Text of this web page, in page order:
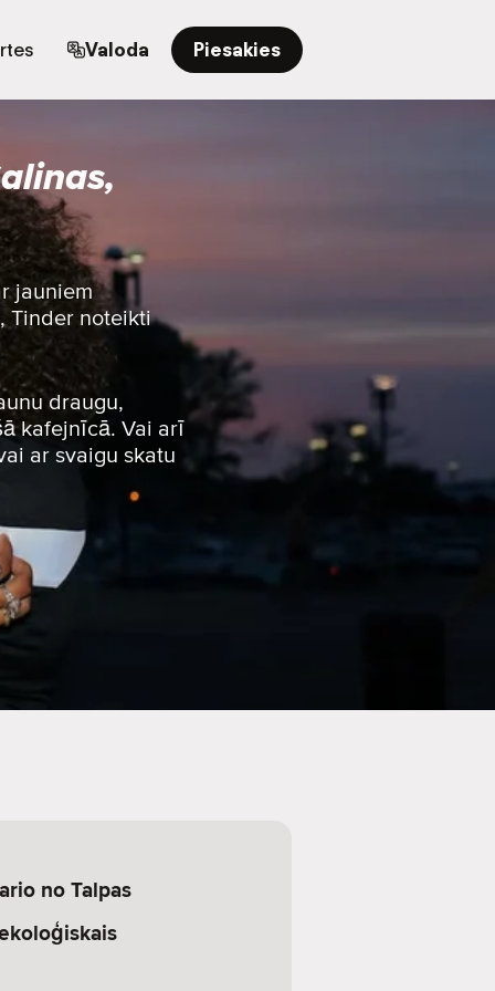
Valoda Piesakies
jauniem
Tinder noteikti
draugu,
kafejnīcā. Vai arī
ar svaigu skatu
no Talpas